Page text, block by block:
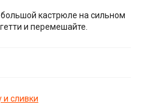
кастрюле на сильном
и перемешайте.